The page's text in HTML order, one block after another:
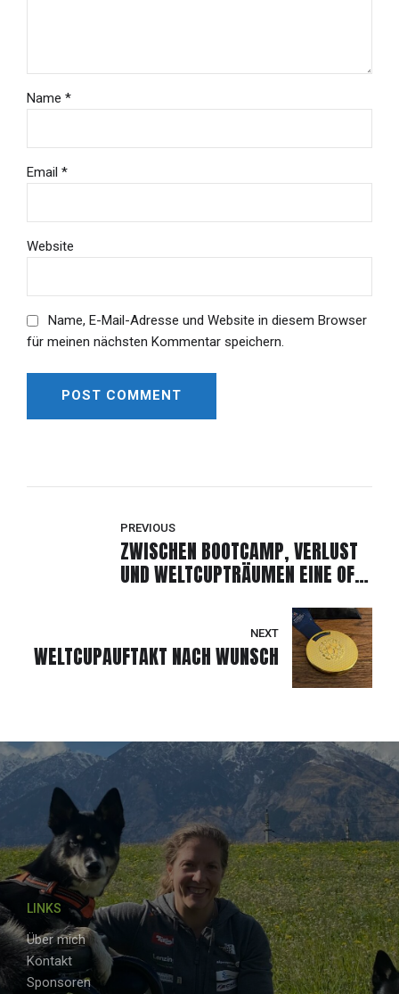
Name *
Email *
Website
Name, E-Mail-Adresse und Website in diesem Browser
für meinen nächsten Kommentar speichern.
POST COMMENT
PREVIOUS
ZWISCHEN BOOTCAMP, VERLUST
UND WELTCUPTRÄUMEN EINE OFF-
NEXT
WELTCUPAUFTAKT NACH WUNSCH
LINKS
Über mich
Kontakt
Sponsoren